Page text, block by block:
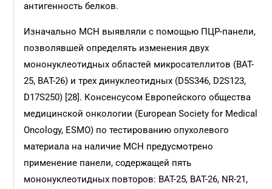
антигенность белков.
Изначально МСН выявляли с помощью ПЦР-панели,
позволявшей определять изменения двух
мононуклеотидных областей микросателлитов (BAT-
25, BAT-26) и трех динуклеотидных (D5S346, D2S123,
D17S250) [28]. Консенсусом Европейского общества
медицинской онкологии (European Society for Medical
Oncology, ESMO) по тестированию опухолевого
материала на наличие МСН предусмотрено
применение панели, содержащей пять
мононуклеотидных повторов: BAT-25, BAT-26, NR-21,